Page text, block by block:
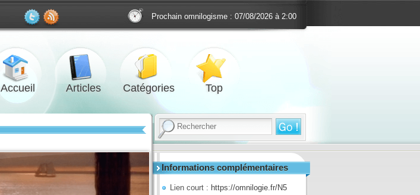
Prochain omnilogisme : 07/08/2026 à 2:00
Accueil Articles Catégories Top
Informations complémentaires
Lien court : https://omnilogie.fr/N5